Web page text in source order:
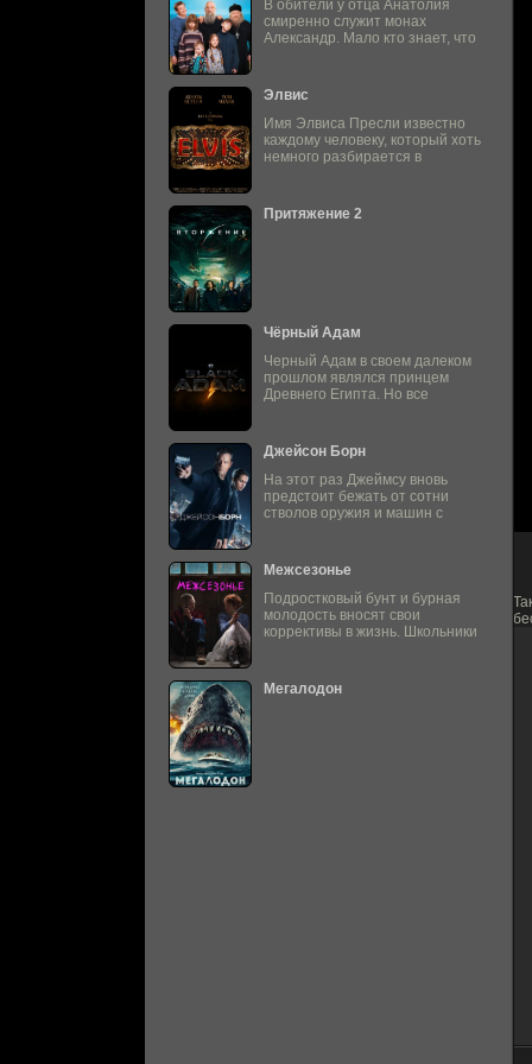
В обители у отца Анатолия
смиренно служит монах
Александр. Мало кто знает, что
Элвис
Имя Элвиса Пресли известно
каждому человеку, который хоть
немного разбирается в
Притяжение 2
Чёрный Адам
Черный Адам в своем далеком
прошлом являлся принцем
Древнего Египта. Но все
Джейсон Борн
На этот раз Джеймсу вновь
предстоит бежать от сотни
стволов оружия и машин с
Межсезонье
Подростковый бунт и бурная
молодость вносят свои
коррективы в жизнь. Школьники
Мегалодон